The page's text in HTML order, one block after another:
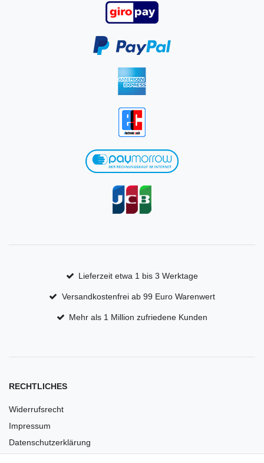
Lieferzeit etwa 1 bis 3 Werktage
Versandkostenfrei ab 99 Euro Warenwert
Mehr als 1 Million zufriedene Kunden
RECHTLICHES
Widerrufsrecht
Impressum
Datenschutzerklärung